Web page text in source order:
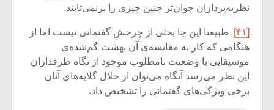
نظریه‌پردازان جوان‌تر چنین چیزی را برنمی‌تابند.
[۴۱]
طبیعتا این جا بحثی از چرخش گفتمانی نیست اما از
هنگامی که کار به مقایسه‌ی آن بهشت گم‌شده‌ی
موسیقایی با وضعیت نامطلوب موجود از نگاه طرفداران
این نظر می‌رسد آنگاه می‌توان از خلال گلایه‌های آنان
برخی ویژگی‌های گفتمانی را تشخیص داد.